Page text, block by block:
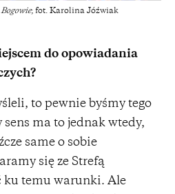
Bogowie; fot. Karolina Jóźwiak
do opowiadania
to pewnie byśmy tego
ma to jednak wtedy,
same o sobie
się ze Strefą
ku temu warunki. Ale